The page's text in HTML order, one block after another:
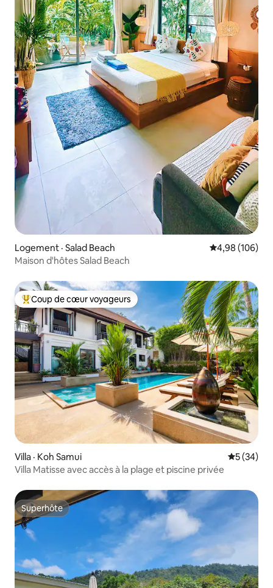
Logement · Salad Beach Note
4,98 (106)
Maison d'hôtes Salad Beach
Coup de cœur voyageurs parmi les plus aimés
Coup de cœur voyageurs
Villa · Koh Samui Note
5 (34)
Villa Matisse avec accès à la plage et piscine privée
Superhôte
Superhôte